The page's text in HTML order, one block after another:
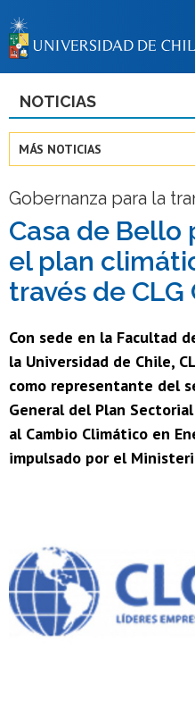
NOTICIAS
MÁS NOTICIAS
Gobernanza para la
Casa de Bello
el plan
través de CLG
Con sede en la Facultad
la Universidad de Chile,
como representante del
General del Plan
al Cambio Climático en
impulsado por el